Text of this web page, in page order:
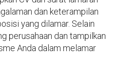
dan keterampilan
yang dilamar. Selain
perusahaan dan tampilkan
Anda dalam melamar